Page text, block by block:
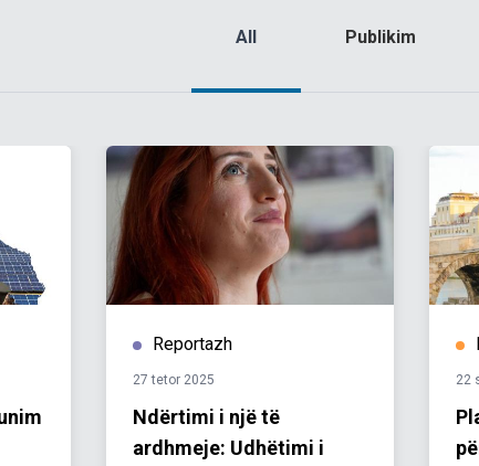
All Publikim
Reportazh
27 tetor 2025
Ndërtimi i një të
ardhmeje: Udhëtimi i
22